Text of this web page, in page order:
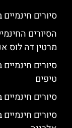
סיורים
מרטין דה לוס
סיורים
טיפים
סיורים